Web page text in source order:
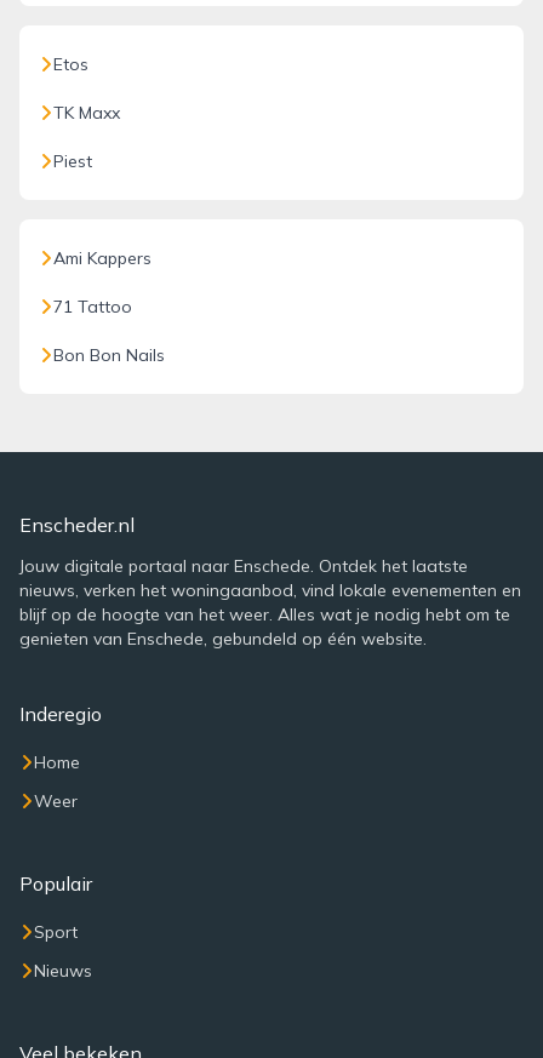
Etos
TK Maxx
Piest
Ami Kappers
71 Tattoo
Bon Bon Nails
Enscheder.nl
Jouw digitale portaal naar Enschede. Ontdek het laatste
nieuws, verken het woningaanbod, vind lokale evenementen en
blijf op de hoogte van het weer. Alles wat je nodig hebt om te
genieten van Enschede, gebundeld op één website.
Inderegio
Home
Weer
Populair
Sport
Nieuws
Veel bekeken